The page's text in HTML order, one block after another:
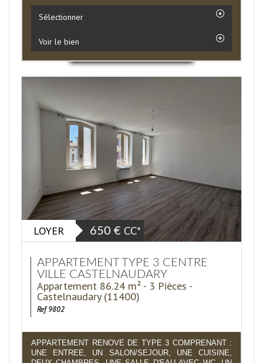
Sélectionner
Voir le bien
LOYER 650 € CC*
APPARTEMENT TYPE 3 CENTRE
VILLE CASTELNAUDARY
Appartement 86.24 m² - 3 Pièces -
Castelnaudary (11400)
Ref 9802
APPARTEMENT RENOVE DE TYPE 3 COMPRENANT :
UNE ENTREE, UN SALON/SEJOUR, UNE CUISINE,